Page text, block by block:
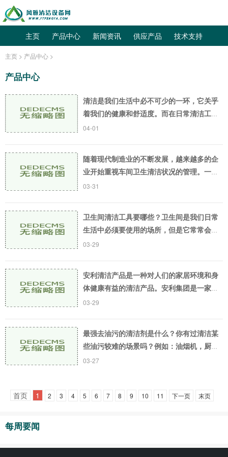
主页 产品中心 新闻资讯 供应产品 技术支持
主页 > 产品中心 >
产品中心
清洁是我们生活中必不可少的一环，它关乎
着我们的健康和舒适度。而在日常清洁工作
中，我们需要遵循一定的清洁标准，以确保
04-01
随着现代制造业的不断发展，越来越多的企
业开始重视车间卫生清洁状况的管理。一个
清洁整洁的生产车间不仅能提高工作效率，
03-31
卫生间清洁工具要哪些？卫生间是我们日常
生活中必须要使用的场所，但是它常常会长
时间积累污垢和细菌，成为细菌滋生和传播
03-29
安利清洁产品是一种对人们的家居环境和身
体健康有益的清洁产品。安利集团是一家历
史悠久的公司，专注于从事全球销售清洁产
03-29
最强去油污的清洁剂是什么？你有过清洁某
些油污较难的场景吗？例如：油烟机，厨房
炉灶，烤箱以及车库地面等。众所周知，这
03-27
首页 1 2 3 4 5 6 7 8 9 10 11 下一页 末页
每周要闻